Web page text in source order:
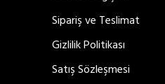
Sipariş ve Teslimat
Gizlilik Politikası
Satış Sözleşmesi